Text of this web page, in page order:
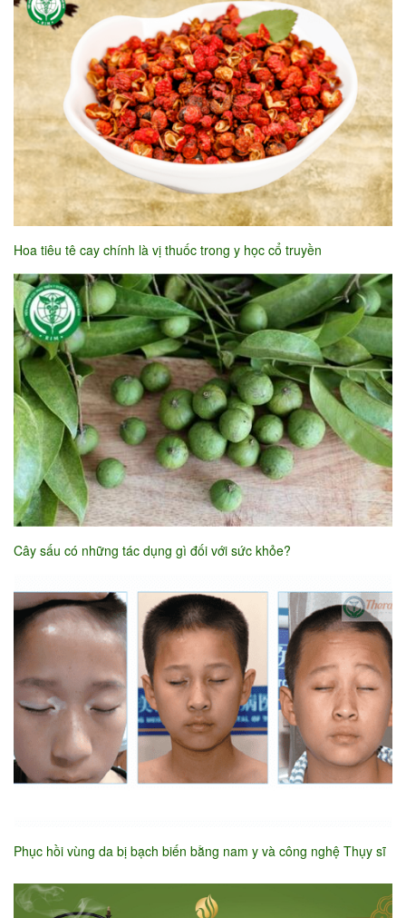
Hoa tiêu tê cay chính là vị thuốc trong y học cổ truyền
Cây sấu có những tác dụng gì đối với sức khỏe?
Phục hồi vùng da bị bạch biến bằng nam y và công nghệ Thụy sĩ